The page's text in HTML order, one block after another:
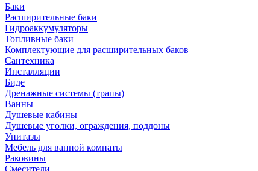
Баки
Расширительные баки
Гидроаккумуляторы
Топливные баки
Комплектующие для расширительных баков
Сантехника
Инсталляции
Биде
Дренажные системы (трапы)
Ванны
Душевые кабины
Душевые уголки, ограждения, поддоны
Унитазы
Мебель для ванной комнаты
Раковины
Смесители